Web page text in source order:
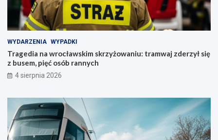
WYDARZENIA WYPADKI
Tragedia na wrocławskim skrzyżowaniu: tramwaj zderzył się
z busem, pięć osób rannych
4 sierpnia 2026